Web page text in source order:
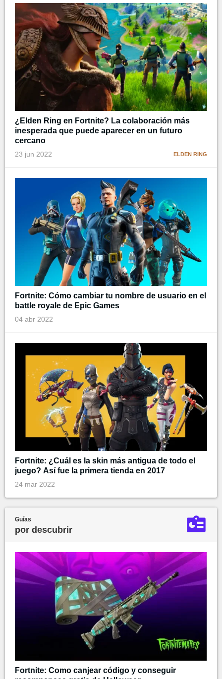
¿Elden Ring en Fortnite? La colaboración más
inesperada que puede aparecer en un futuro
cercano
23 jun 2022 ELDEN RING
Fortnite: Cómo cambiar tu nombre de usuario en el
battle royale de Epic Games
04 abr 2022
Fortnite: ¿Cuál es la skin más antigua de todo el
juego? Así fue la primera tienda en 2017
24 mar 2022
Guías
por descubrir
Fortnite: Como canjear código y conseguir